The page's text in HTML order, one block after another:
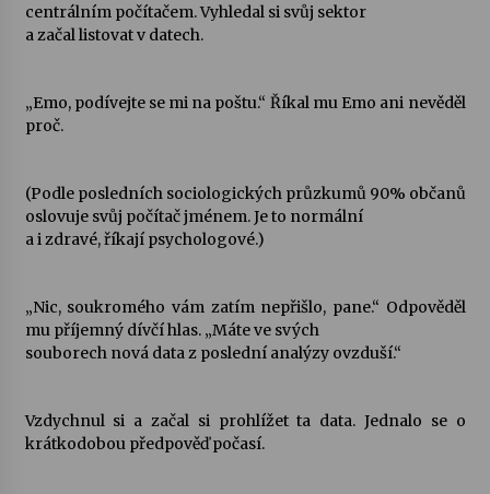
centrálním počítačem. Vyhledal si svůj sektor
a začal listovat v datech.
„Emo, podívejte se mi na poštu.“ Říkal mu Emo ani nevěděl
proč.
(Podle posledních sociologických průzkumů 90% občanů
oslovuje svůj počítač jménem. Je to normální
a i zdravé, říkají psychologové.)
„Nic, soukromého vám zatím nepřišlo, pane.“ Odpověděl
mu příjemný dívčí hlas. „Máte ve svých
souborech nová data z poslední analýzy ovzduší.“
Vzdychnul si a začal si prohlížet ta data. Jednalo se o
krátkodobou předpověď počasí.